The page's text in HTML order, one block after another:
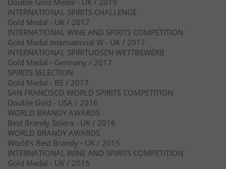
Double Gold Medal - UK / 2019
INTERNATIONAL SPIRITS CHALLENGE
Gold Medal - UK / 2017
INTERNATIONAL WINE AND SPIRITS COMPETITION
Gold Medal International W - UK / 2017
INTERNATIONAL SPIRITUOSEN WETTBEWERB
Gold Medal - Germany / 2017
SPIRITS SELECTION
Gold Medal - BE / 2017
SAN FRANCISCO WORLD SPIRITS COMPETITION
Double Gold - USA / 2016
WORLD BRANDY AWARDS
Best Brandy Solera - UK / 2016
WORLD BRANDY AWARDS
World's Best Brandy - UK / 2015
INTERNATIONAL WINE AND SPIRITS COMPETITION
Gold Medal - UK / 2015